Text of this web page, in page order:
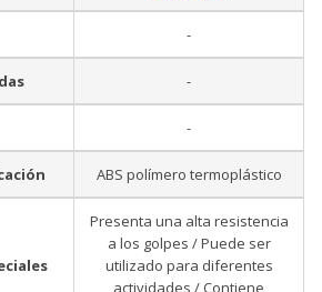
-
-
-
ABS polímero termoplástico
Presenta una alta resistencia
a los golpes / Puede ser
utilizado para diferentes
actividades / Contiene